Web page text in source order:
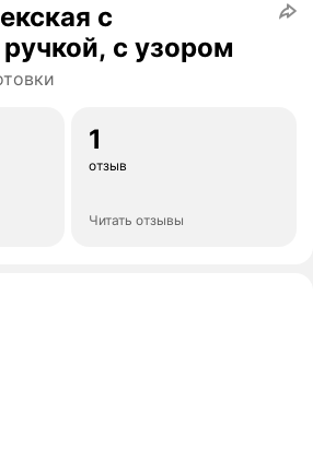
с
с узором
1
отзыв
Читать отзывы